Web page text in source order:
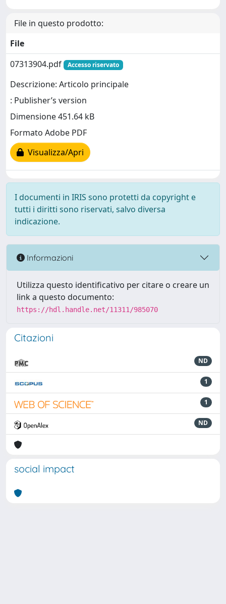
File in questo prodotto:
File
07313904.pdf
Accesso riservato
Descrizione: Articolo principale
: Publisher’s version
Dimensione 451.64 kB
Formato Adobe PDF
Visualizza/Apri
I documenti in IRIS sono protetti da copyright e
tutti i diritti sono riservati, salvo diversa
indicazione.
Informazioni
Utilizza questo identificativo per citare o creare un
link a questo documento:
https://hdl.handle.net/11311/985070
Citazioni
ND
1
1
ND
social impact